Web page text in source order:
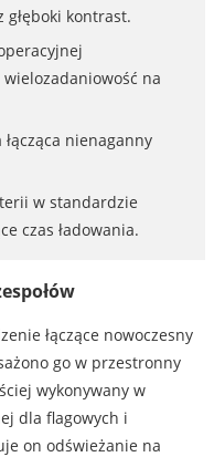
głęboki kontrast.
na
nienaganny
w standardzie
czas ładowania.
łączące nowoczesny
go w przestronny
wykonywany w
dla flagowych i
on odświeżanie na